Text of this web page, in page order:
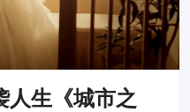
人生《城市之